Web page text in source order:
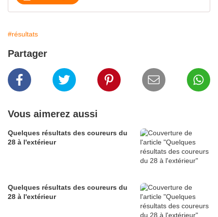
#résultats
Partager
Vous aimerez aussi
Quelques résultats des coureurs du
28 à l'extérieur
Quelques résultats des coureurs du
28 à l'extérieur